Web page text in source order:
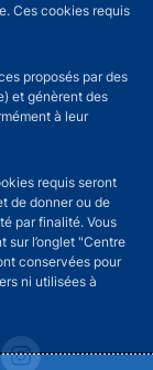
Ces cookies requis
proposés par des
et génèrent des
à leur
requis seront
de donner ou de
par finalité. Vous
sur l’onglet "Centre
conservées pour
ni utilisées à